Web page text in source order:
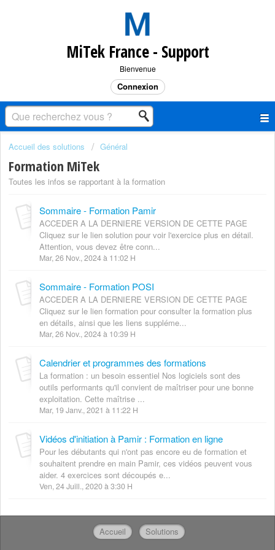
MiTek France - Support
Bienvenue
Connexion
Accueil des solutions Général
Formation MiTek
Toutes les infos se rapportant à la formation
Sommaire - Formation Pamir
ACCEDER A LA DERNIERE VERSION DE CETTE PAGE
Cliquez sur le lien solution pour voir l'exercice plus en détail.
Attention, vous devez être conn...
Mar, 26 Nov., 2024 à 11:02 H
Sommaire - Formation POSI
ACCEDER A LA DERNIERE VERSION DE CETTE PAGE
Cliquez sur le lien formation pour consulter la formation plus
en détails, ainsi que les liens suppléme...
Mar, 26 Nov., 2024 à 10:39 H
Calendrier et programmes des formations
La formation : un besoin essentiel Nos logiciels sont des
outils performants qu'il convient de maîtriser pour une bonne
exploitation. Cette maîtrise ...
Mar, 19 Janv., 2021 à 11:22 H
Vidéos d'initiation à Pamir : Formation en ligne
Pour les débutants qui n'ont pas encore eu de formation et
souhaitent prendre en main Pamir, ces vidéos peuvent vous
aider. 4 exercices sont découpés e...
Ven, 24 Juill., 2020 à 3:30 H
Accueil Solutions